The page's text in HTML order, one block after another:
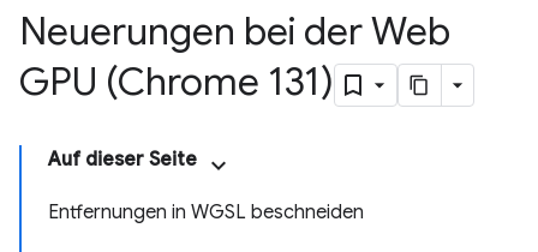
Neuerungen bei der Web
GPU (Chrome 131)
Auf dieser Seite
Entfernungen in WGSL beschneiden